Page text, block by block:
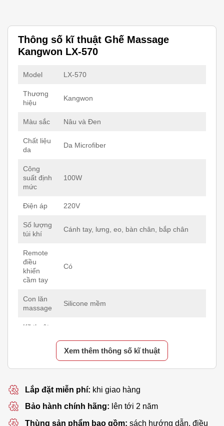
Lắp đặt miễn phí: khi giao hàng
Bảo hành chính hãng: lên tới 2 năm
Thùng sản phẩm bao gồm: sách hướng dẫn, điều
Thông số kĩ thuật Ghế Massage
Kangwon LX-570
Model LX-570
Thương
hiệu
Kangwon
Màu sắc Nâu và Đen
Chất liệu
da
Da Microfiber
Công
suất định
mức
100W
Điện áp 220V
Số lượng
túi khí
Cánh tay, lưng, eo, bàn chân, bắp chân
Remote
điều
khiển
cầm tay
Có
Con lăn
massage
Silicone mềm
Kỹ thuật
Có, ở lưng
massage
Nhào, vỗ, gõ, nhào và vỗ đồng thời
Chương
trình
18 bài
Xem thêm thông số kĩ thuật